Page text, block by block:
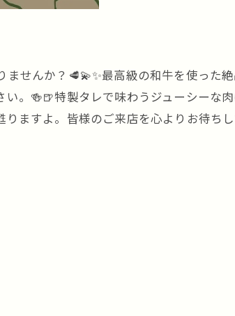
せんか？🥩💫✨最高級の和牛を使った絶
。🍻🍺特製タレで味わうジューシーな
ますよ。皆様のご来店を心よりお待ち